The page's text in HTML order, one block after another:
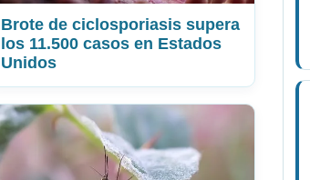
Brote de ciclosporiasis supera
los 11.500 casos en Estados
Unidos